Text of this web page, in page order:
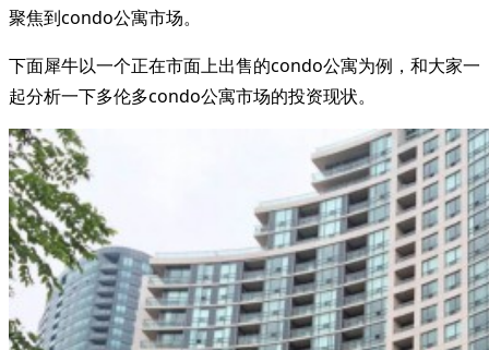
聚焦到condo公寓市场。
下面犀牛以一个正在市面上出售的condo公寓为例，和大家一
起分析一下多伦多condo公寓市场的投资现状。